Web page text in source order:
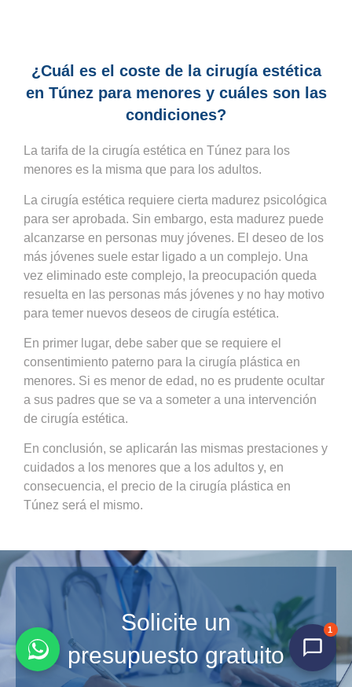
¿Cuál es el coste de la cirugía estética
en Túnez para menores y cuáles son las
condiciones?
La tarifa de la cirugía estética en Túnez para los
menores es la misma que para los adultos.
La cirugía estética requiere cierta madurez psicológica
para ser aprobada. Sin embargo, esta madurez puede
alcanzarse en personas muy jóvenes. El deseo de los
más jóvenes suele estar ligado a un complejo. Una
vez eliminado este complejo, la preocupación queda
resuelta en las personas más jóvenes y no hay motivo
para temer nuevos deseos de cirugía estética.
En primer lugar, debe saber que se requiere el
consentimiento paterno para la cirugía plástica en
menores. Si es menor de edad, no es prudente ocultar
a sus padres que se va a someter a una intervención
de cirugía estética.
En conclusión, se aplicarán las mismas prestaciones y
cuidados a los menores que a los adultos y, en
consecuencia, el precio de la cirugía plástica en
Túnez será el mismo.
Solicite un
presupuesto gratuito
1